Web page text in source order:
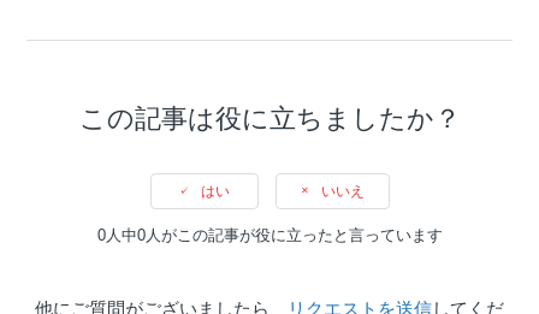
この記事は役に立ちましたか？
はい いいえ
0人中0人がこの記事が役に立ったと言っています
他にご質問がございましたら、 リクエストを送信してくだ